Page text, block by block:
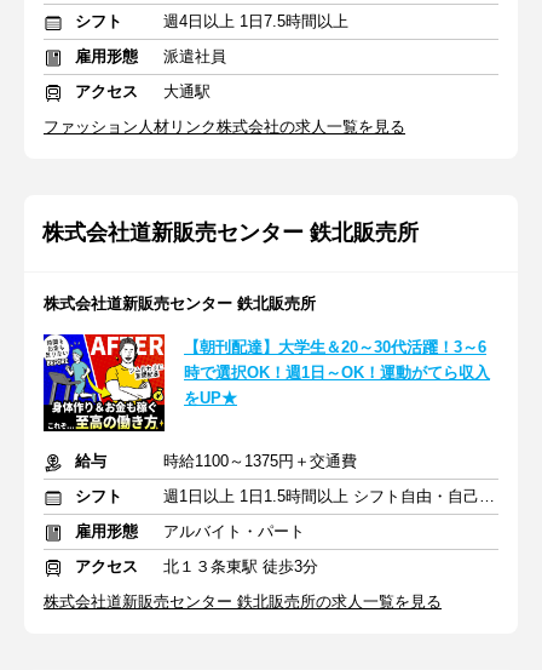
シフト
週4日以上 1日7.5時間以上
雇用形態
派遣社員
アクセス
大通駅
ファッション人材リンク株式会社の求人一覧を見る
株式会社道新販売センター 鉄北販売所
株式会社道新販売センター 鉄北販売所
【朝刊配達】大学生＆20～30代活躍！3～6
時で選択OK！週1日～OK！運動がてら収入
をUP★
給与
時給1100～1375円＋交通費
シフト
週1日以上 1日1.5時間以上 シフト自由・自己申告
雇用形態
アルバイト・パート
アクセス
北１３条東駅 徒歩3分
株式会社道新販売センター 鉄北販売所の求人一覧を見る